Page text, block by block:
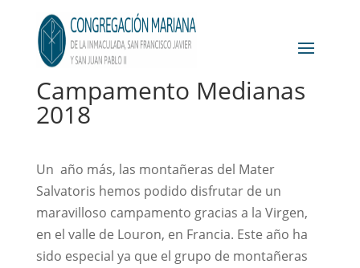
Campamento Medianas
2018
Un año más, las montañeras del Mater
Salvatoris hemos podido disfrutar de un
maravilloso campamento gracias a la Virgen,
en el valle de Louron, en Francia. Este año ha
sido especial ya que el grupo de montañeras